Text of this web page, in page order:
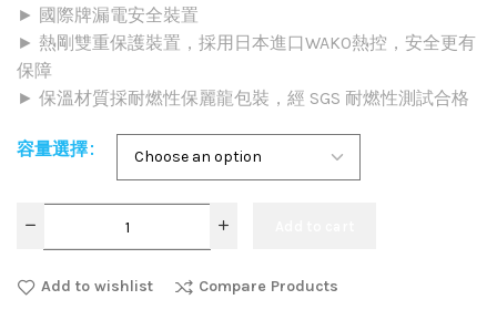
► 國際牌漏電安全裝置
► 熱剛雙重保護裝置，採用日本進口WAKO熱控，安全更有
保障
► 保溫材質採耐燃性保麗龍包裝，經 SGS 耐燃性測試合格
容量選擇
Add to wishlist Compare Products